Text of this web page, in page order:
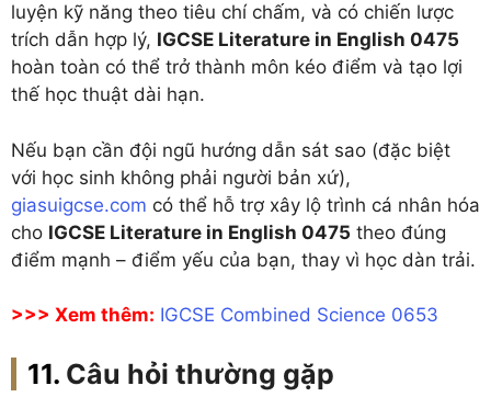
luyện kỹ năng theo tiêu chí chấm, và có chiến lược
trích dẫn hợp lý, IGCSE Literature in English 0475
hoàn toàn có thể trở thành môn kéo điểm và tạo lợi
thế học thuật dài hạn.
Nếu bạn cần đội ngũ hướng dẫn sát sao (đặc biệt
với học sinh không phải người bản xứ),
giasuigcse.com có thể hỗ trợ xây lộ trình cá nhân hóa
cho IGCSE Literature in English 0475 theo đúng
điểm mạnh – điểm yếu của bạn, thay vì học dàn trải.
>>> Xem thêm: IGCSE Combined Science 0653
Câu hỏi thường gặp